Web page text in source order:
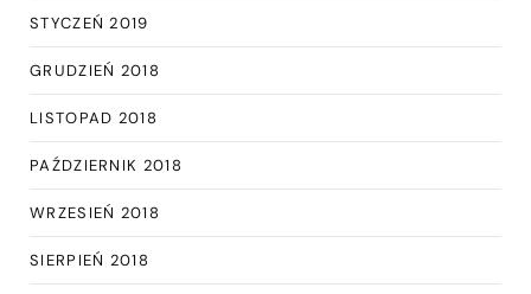
STYCZEŃ 2019
GRUDZIEŃ 2018
LISTOPAD 2018
PAŹDZIERNIK 2018
WRZESIEŃ 2018
SIERPIEŃ 2018